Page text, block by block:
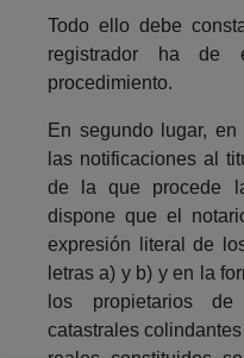
Todo ello debe
registrador ha de
procedimiento.
En segundo lugar,
las notificaciones al
de la que procede
dispone que el
expresión literal de
letras a) y b) y en la
los propietarios
catastrales